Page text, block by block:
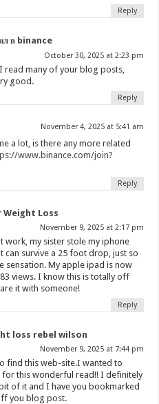
Reply
в binance
October 30, 2025 at 2:23 pm
read many of your blog posts,
good.
Reply
November 4, 2025 at 5:41 am
a lot, is there any more related
www.binance.com/join?
Reply
Loss
November 9, 2025 at 2:17 pm
work, my sister stole my iphone
can survive a 25 foot drop, just so
sensation. My apple ipad is now
views. I know this is totally off
it with someone!
Reply
loss rebel wilson
November 9, 2025 at 7:44 pm
find this web-site.I wanted to
for this wonderful read!! I definitely
of it and I have you bookmarked
you blog post.